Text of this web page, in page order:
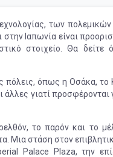
των
Ιαπωνία είναι
στοιχείο. Θα
πόλεις, όπως η Οσάκα,
άλλες γιατί
το παρόν και το
Μια στάση στον
Palace Plaza, την